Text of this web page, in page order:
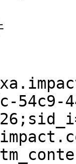
54c9-